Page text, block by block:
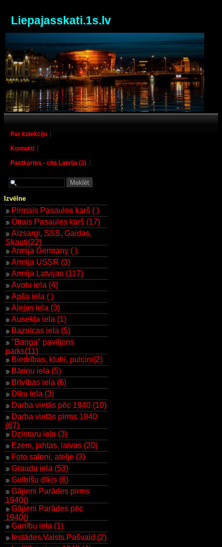
Liepajasskati.1s.lv
Par kolekciju
Kontakti
Pastkartes - cita Latvija (3)
Izvēlne
Pirmais Pasaules karš ( )
Otrais Pasaules karš (17)
Aizsargi, SSS, Gaidas,
Skauti(22)
Armija Germany ( )
Armija USSR (3)
Armija Latvijas (117)
Avotu iela (4)
Apšu iela ( )
Alejas iela (3)
Ausekļa iela (1)
Baznīcas iela (5)
"Banga" paviljons
parks(11)
Biedrības, klubi, pulciņi(2)
Bāriņu iela (5)
Brīvības iela (6)
Dīķu iela (3)
Darba vietās pēc 1940 (10)
Darba vietās pirms 1940
(67)
Dzintaru iela (3)
Ezers, jahtas, laivas (20)
Foto saloni, atelje (3)
Graudu iela (53)
Gulbīšu dīķis (6)
Gājieni Parādes pirms
1940()
Gājieni Parādes pēc
1940()
Ganību iela (1)
Iestādes.Valsts.Pašvald.(2)